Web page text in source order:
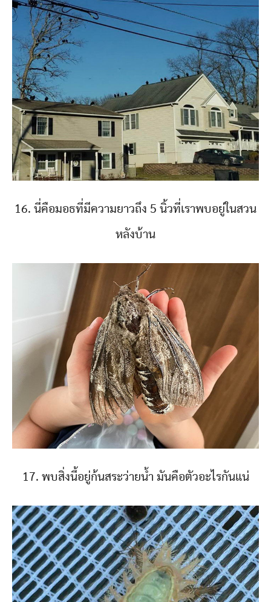
16. นี่คือมอธที่มีความยาวถึง 5 นิ้วที่เราพบอยู่ในสวน
หลังบ้าน
17. พบสิ่งนี้อยู่ก้นสระว่ายน้ำ มันคือตัวอะไรกันแน่